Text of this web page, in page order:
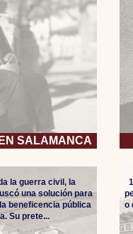
SALAMANCA
la guerra civil, la
una solución para
beneficencia pública
Su prete...
o